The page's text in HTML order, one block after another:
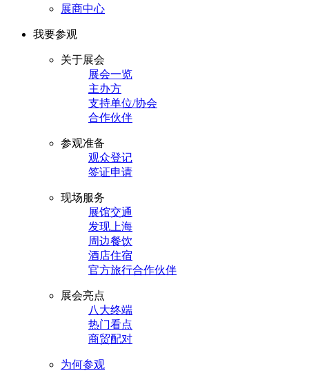
展商中心
我要参观
关于展会
展会一览
主办方
支持单位/协会
合作伙伴
参观准备
观众登记
签证申请
现场服务
展馆交通
发现上海
周边餐饮
酒店住宿
官方旅行合作伙伴
展会亮点
八大终端
热门看点
商贸配对
为何参观